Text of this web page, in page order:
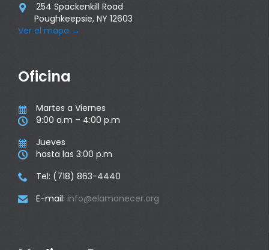

254 Spackenkill Road
Poughkeepsie, NY 12603
Ver el mapa →
Oficina
 Martes a Viernes
 9:00 a.m – 4:00 p.m
 Jueves
 hasta las 3:00 p.m
 Tel: (718) 863-4440
 E-mail: info@elamanecer.org